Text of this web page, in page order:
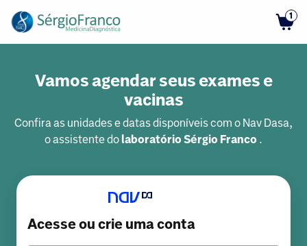
1
Vamos agendar seus exames e
vacinas
Confira as unidades e datas disponíveis com o Nav Dasa,
o assistente dolaboratório Sérgio Franco .
Acesse ou crie uma conta